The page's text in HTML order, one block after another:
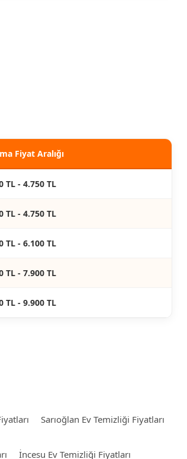
Fiyat Aralığı
TL - 4.750 TL
TL - 4.750 TL
TL - 6.100 TL
TL - 7.900 TL
TL - 9.900 TL
Sarıoğlan Ev Temizliği Fiyatları
İncesu Ev Temizliği Fiyatları